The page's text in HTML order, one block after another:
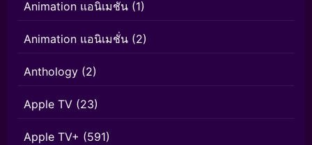
Animation แอนิเมชัน (1)
Animation แอนิเมชั่น (2)
Anthology (2)
Apple TV (23)
Apple TV+ (591)